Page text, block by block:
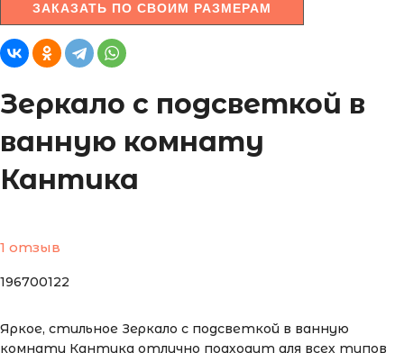
ЗАКАЗАТЬ ПО СВОИМ РАЗМЕРАМ
Зеркало с подсветкой в
ванную комнату
Кантика
1 отзыв
196700122
Яркое, стильное Зеркало с подсветкой в ванную
комнату Кантика отлично подходит для всех типов